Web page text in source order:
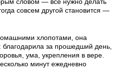
совсем другой становится —
хлопотами, она
благодарила за прошедший день,
ума, укрепления в вере.
минут ежедневно